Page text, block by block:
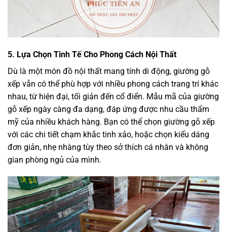
5. Lựa Chọn Tinh Tế Cho Phong Cách Nội Thất
Dù là một món đồ nội thất mang tính di động, giường gỗ
xếp vẫn có thể phù hợp với nhiều phong cách trang trí khác
nhau, từ hiện đại, tối giản đến cổ điển. Mẫu mã của giường
gỗ xếp ngày càng đa dạng, đáp ứng được nhu cầu thẩm
mỹ của nhiều khách hàng. Bạn có thể chọn giường gỗ xếp
với các chi tiết chạm khắc tinh xảo, hoặc chọn kiểu dáng
đơn giản, nhẹ nhàng tùy theo sở thích cá nhân và không
gian phòng ngủ của mình.